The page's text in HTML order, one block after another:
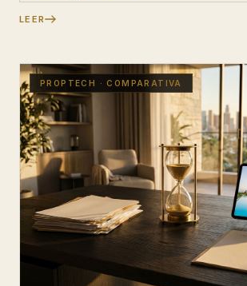
LEER
PROPTECH · COMPARATIVA